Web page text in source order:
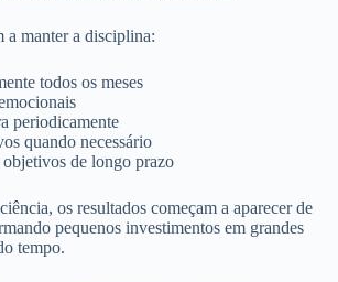
a manter a disciplina:
todos os meses
periodicamente
quando necessário
de longo prazo
os resultados começam a aparecer de
pequenos investimentos em grandes
tempo.